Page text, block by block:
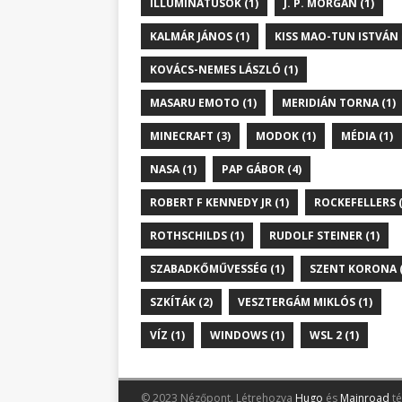
KALMÁR JÁNOS (1) KISS MAO-TUN ISTVÁN
KOVÁCS-NEMES LÁSZLÓ (1)
MASARU EMOTO (1) MERIDIÁN TORNA (1)
MINECRAFT (3) MODOK (1) MÉDIA (1)
NASA (1) PAP GÁBOR (4)
ROBERT F KENNEDY JR (1) ROCKEFELLERS
ROTHSCHILDS (1) RUDOLF STEINER (1)
SZABADKŐMŰVESSÉG (1) SZENT KORONA
SZKÍTÁK (2) VESZTERGÁM MIKLÓS (1)
VÍZ (1) WINDOWS (1) WSL 2 (1)
© 2023 Nézőpont. Létrehozva Hugo és Mainroad